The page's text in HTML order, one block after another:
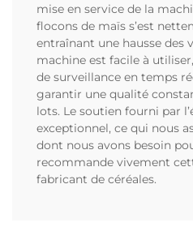
mise en service de la
flocons de maïs s’est
entraînant une hausse des
machine est facile à
de surveillance en temps
garantir une qualité
lots. Le soutien fourni par
exceptionnel, ce qui nous
dont nous avons besoin
recommande vivement
fabricant de céréales.